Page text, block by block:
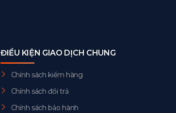
ĐIỀU KIỆN GIAO DỊCH CHUNG
Chính sách kiểm hàng
Chính sách đổi trả
Chính sách bảo hành